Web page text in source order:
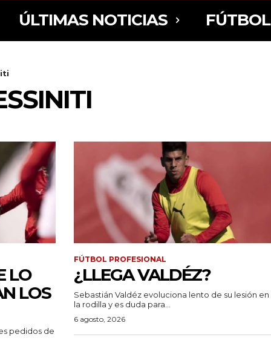
ÚLTIMAS NOTICIAS FÚTBOL
LO
LOS
pedidos de
FÚTBOL PROFESIONAL
¿LLEGA VALDÉZ?
Sebastián Valdéz evoluciona lento de su lesión en
la rodilla y es duda para...
6 agosto, 2026